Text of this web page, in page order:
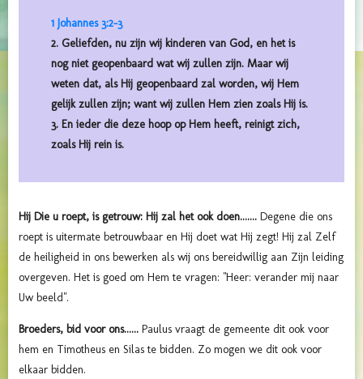
1 Johannes 3:2-3
2. Geliefden, nu zijn wij kinderen van God, en het is
nog niet geopenbaard wat wij zullen zijn. Maar wij
weten dat, als Hij geopenbaard zal worden, wij Hem
gelijk zullen zijn; want wij zullen Hem zien zoals Hij is.
3. En ieder die deze hoop op Hem heeft, reinigt zich,
zoals Hij rein is.
Hij Die u roept, is getrouw: Hij zal het ook doen....... Degene die ons
roept is uitermate betrouwbaar en Hij doet wat Hij zegt! Hij zal Zelf
de heiligheid in ons bewerken als wij ons bereidwillig aan Zijn leiding
overgeven. Het is goed om Hem te vragen: "Heer: verander mij naar
Uw beeld".
Broeders, bid voor ons...... Paulus vraagt de gemeente dit ook voor
hem en Timotheus en Silas te bidden. Zo mogen we dit ook voor
elkaar bidden.